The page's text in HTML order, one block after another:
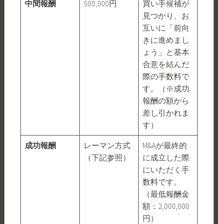
中間報酬 500,000円
買い手候補が
見つかり、お
互いに「前向
きに進めまし
ょう」と基本
合意を結んだ
際の手数料で
す。（※成功
報酬の額から
差し引かれま
す）
成功報酬
レーマン方式
（下記参照）
M&Aが最終的
に成立した際
にいただく手
数料です。
（最低報酬金
額：2,000,000
円）